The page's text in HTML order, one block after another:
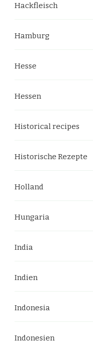
Hackfleisch
Hamburg
Hesse
Hessen
Historical recipes
Historische Rezepte
Holland
Hungaria
India
Indien
Indonesia
Indonesien